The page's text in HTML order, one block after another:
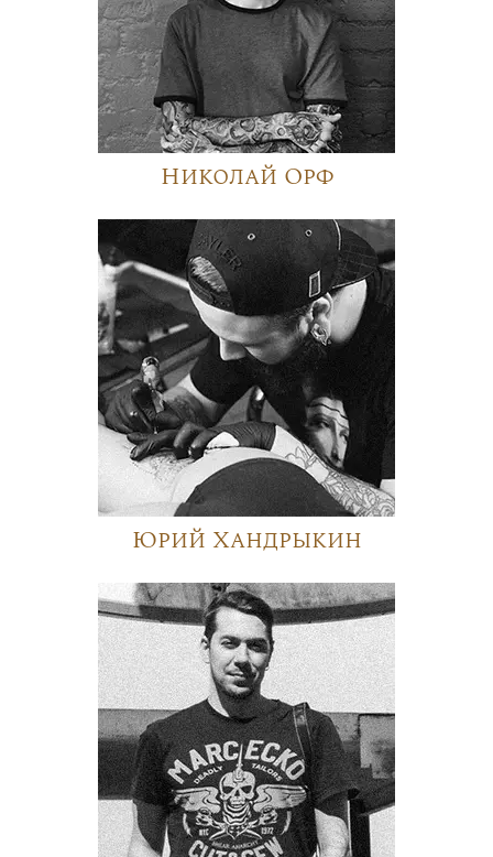
Николай Орф
Юрий Хандрыкин